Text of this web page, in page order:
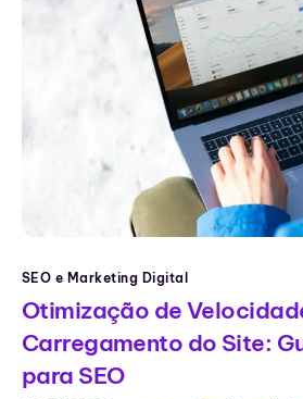
SEO e Marketing Digital
Otimização de
Carregamento do Site:
para SEO